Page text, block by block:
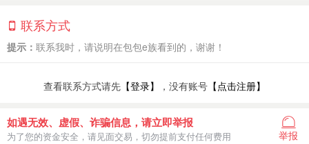
联系方式
提示： 联系我时，请说明在包包e族看到的，谢谢！
查看联系方式请先 【登录】 ，没有账号 【点击注册】
如遇无效、虚假、诈骗信息，请立即举报
为了您的资金安全，请见面交易，切勿提前支付任何费用 举报